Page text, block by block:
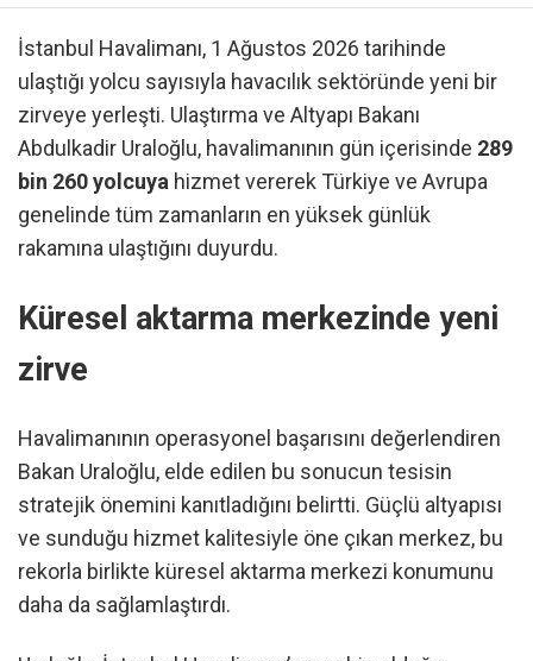
İstanbul Havalimanı, 1 Ağustos 2026 tarihinde
ulaştığı yolcu sayısıyla havacılık sektöründe yeni bir
zirveye yerleşti. Ulaştırma ve Altyapı Bakanı
Abdulkadir Uraloğlu, havalimanının gün içerisinde 289
bin 260 yolcuya hizmet vererek Türkiye ve Avrupa
genelinde tüm zamanların en yüksek günlük
rakamına ulaştığını duyurdu.
Küresel aktarma merkezinde yeni
zirve
Havalimanının operasyonel başarısını değerlendiren
Bakan Uraloğlu, elde edilen bu sonucun tesisin
stratejik önemini kanıtladığını belirtti. Güçlü altyapısı
ve sunduğu hizmet kalitesiyle öne çıkan merkez, bu
rekorla birlikte küresel aktarma merkezi konumunu
daha da sağlamlaştırdı.